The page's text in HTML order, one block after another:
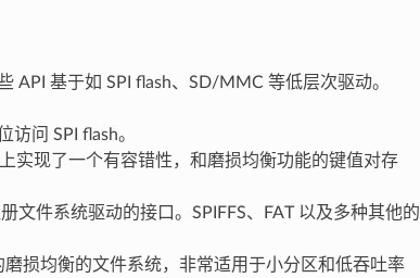
API 基于如 SPI flash、SD/MMC 等低层次驱动。
访问 SPI flash。
实现了一个有容错性，和磨损均衡功能的键值对存
文件系统驱动的接口。SPIFFS、FAT 以及多种其他的
磨损均衡的文件系统，非常适用于小分区和低吞吐率